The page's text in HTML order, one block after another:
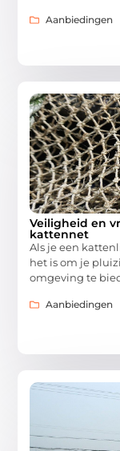
Aanbiedingen
Veiligheid en
kattennet
Als je een
het is om je
omgeving te
Aanbiedingen